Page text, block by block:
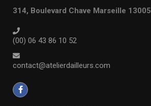
314, Boulevard Chave Marseille 13005
(00) 06 43 86 10 52
contact@atelierdailleurs.com